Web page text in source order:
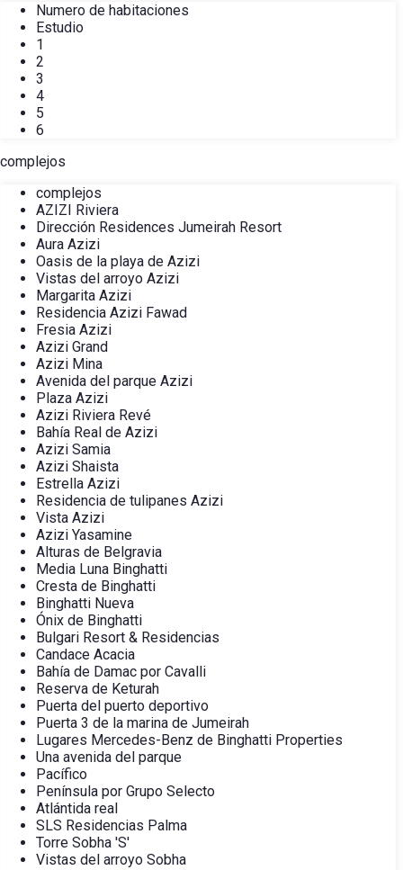
Numero de habitaciones
Estudio
1
2
3
4
5
6
complejos
complejos
AZIZI Riviera
Dirección Residences Jumeirah Resort
Aura Azizi
Oasis de la playa de Azizi
Vistas del arroyo Azizi
Margarita Azizi
Residencia Azizi Fawad
Fresia Azizi
Azizi Grand
Azizi Mina
Avenida del parque Azizi
Plaza Azizi
Azizi Riviera Revé
Bahía Real de Azizi
Azizi Samia
Azizi Shaista
Estrella Azizi
Residencia de tulipanes Azizi
Vista Azizi
Azizi Yasamine
Alturas de Belgravia
Media Luna Binghatti
Cresta de Binghatti
Binghatti Nueva
Ónix de Binghatti
Bulgari Resort & Residencias
Candace Acacia
Bahía de Damac por Cavalli
Reserva de Keturah
Puerta del puerto deportivo
Puerta 3 de la marina de Jumeirah
Lugares Mercedes-Benz de Binghatti Properties
Una avenida del parque
Pacífico
Península por Grupo Selecto
Atlántida real
SLS Residencias Palma
Torre Sobha 'S'
Vistas del arroyo Sobha